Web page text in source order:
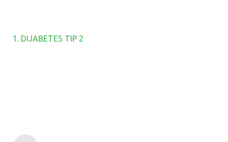
1. DIJABETES TIP 2